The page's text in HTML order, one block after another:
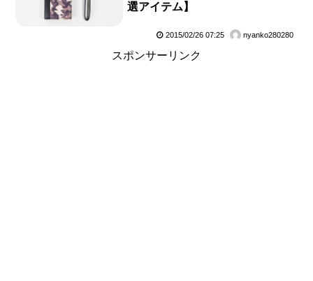
選アイテム】
2015/02/26 07:25 nyanko280280
スポンサーリンク